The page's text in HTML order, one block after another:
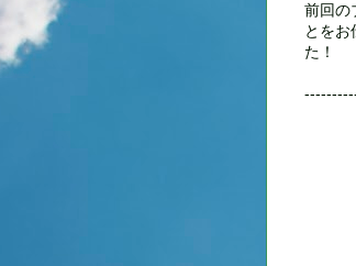
前回の
とを
た！